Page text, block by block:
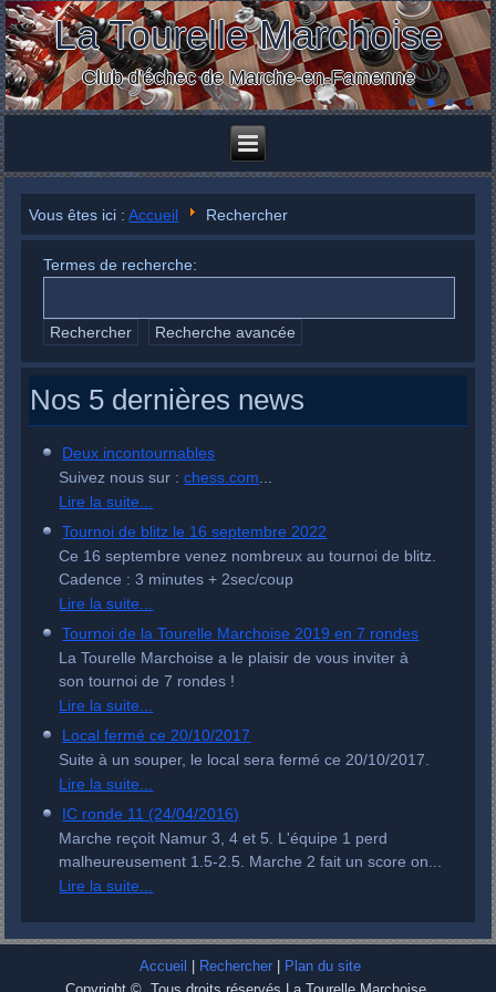
La Tourelle Marchoise
Club d'échec de Marche-en-Famenne
Vous êtes ici :Accueil Rechercher
Termes de recherche:
Rechercher Recherche avancée
Voici quelques exemples de la façon d'utiliser la fonction de
mots.
Saisirceci pas celarenvoie des résultats contenant le mot
'ceci' mais pas 'cela'.
Saisirceci ou celarenvoie des résultats contenant l'un de ces
deux mots.
Saisir"ceci et cela"entre guillemets renvoie des résultats
contenant cette phrase exacte.
Les résultats de la recherche peuvent être affinés en utilisant
une variété de critères, dont la sélection d'un ou plusieurs
filtres ci-dessous.
Recherche par Auteur Recherche par Catégorie
Recherche par État
Recherche par Type
Nos 5 dernières news
Deux incontournables
Suivez nous sur :chess.com...
Lire la suite...
Tournoi de blitz le 16 septembre 2022
Ce 16 septembre venez nombreux au tournoi de blitz.
Cadence : 3 minutes + 2sec/coup
Lire la suite...
Tournoi de la Tourelle Marchoise 2019 en 7 rondes
La Tourelle Marchoise a le plaisir de vous inviter à
son tournoi de 7 rondes !
Lire la suite...
Local fermé ce 20/10/2017
Suite à un souper, le local sera fermé ce 20/10/2017.
Lire la suite...
IC ronde 11 (24/04/2016)
Marche reçoit Namur 3, 4 et 5. L'équipe 1 perd
malheureusement 1.5-2.5. Marche 2 fait un score on...
Lire la suite...
Accueil Rechercher
Plan du site